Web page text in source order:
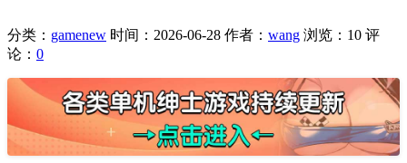
分类： gamenew 时间：2026-06-28 作者： wang 浏览：10 评
论： 0